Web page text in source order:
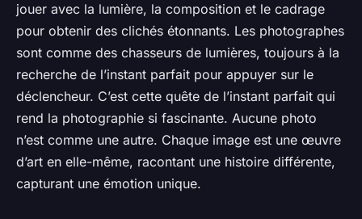
jouer avec la lumière, la composition et le cadrage
pour obtenir des clichés étonnants. Les photographes
sont comme des chasseurs de lumières, toujours à la
recherche de l’instant parfait pour appuyer sur le
déclencheur. C’est cette quête de l’instant parfait qui
rend la photographie si fascinante. Aucune photo
n’est comme une autre. Chaque image est une œuvre
d’art en elle-même, racontant une histoire différente,
capturant une émotion unique.